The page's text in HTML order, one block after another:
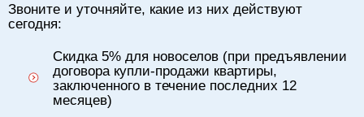
Звоните и уточняйте, какие из них действуют
сегодня:
Скидка 5% для новоселов (при предъявлении
договора купли-продажи квартиры,
заключенного в течение последних 12
месяцев)